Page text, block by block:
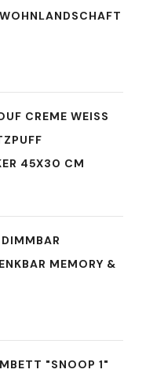
CREME WEISS B
B
45X30 CM
MEMORY &
"SNOOP 1"